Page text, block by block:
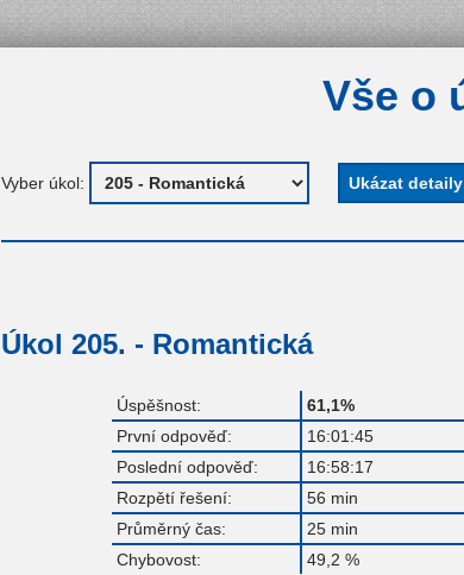
Vše o
Vyber úkol:
Úkol 205. - Romantická
Úspěšnost: 61,1%
První odpověď:
16:01:45
Poslední odpověď:
16:58:17
Rozpětí řešení:
56 min
Průměrný čas:
25 min
Chybovost:
49,2 %